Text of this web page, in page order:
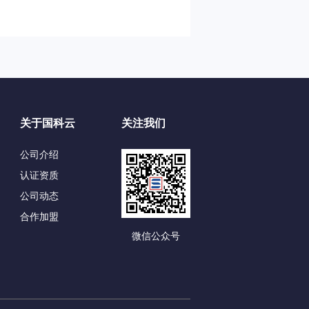
关于国科云
公司介绍
认证资质
公司动态
合作加盟
关注我们
微信公众号